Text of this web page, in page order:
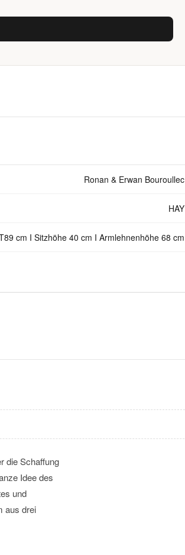
Ronan & Erwan Bouroullec
HAY
cm I Sitzhöhe 40 cm I Armlehnenhöhe 68 cm
die Schaffung
Idee des
und
aus drei